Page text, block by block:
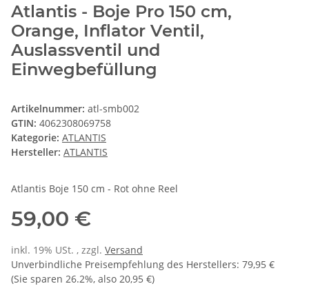
Atlantis - Boje Pro 150 cm,
Orange, Inflator Ventil,
Auslassventil und
Einwegbefüllung
Artikelnummer: atl-smb002
GTIN: 4062308069758
Kategorie: ATLANTIS
Hersteller: ATLANTIS
Atlantis Boje 150 cm - Rot ohne Reel
59,00 €
inkl. 19% USt. , zzgl. Versand
Unverbindliche Preisempfehlung des Herstellers: 79,95 €
(Sie sparen 26.2%, also 20,95 €)